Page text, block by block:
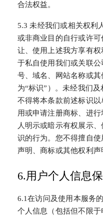
合法权益。
5.3 未经我们或相关权利
或非商业目的自行或许
让、使用上述我方享有
于私自使用我们或关联
号、域名、网站名称或
为“标识”）。未经我们
不得将本条款前述标识
用或申请注册商标、进
人明示或暗示有权展示
识的行为。您不得擅自
声明、商标或其他权利声
6.用户个人信息
6.1在访问及使用本服务
个人信息（包括但不限